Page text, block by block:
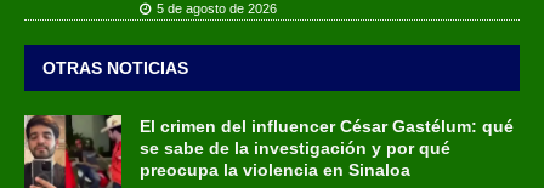
5 de agosto de 2026
OTRAS NOTICIAS
El crimen del influencer César Gastélum: qué
se sabe de la investigación y por qué
preocupa la violencia en Sinaloa